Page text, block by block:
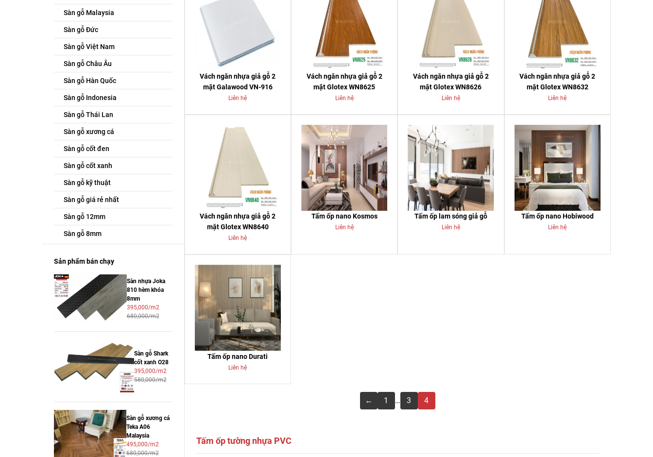
Sàn gỗ Malaysia
Sàn gỗ Đức
Sàn gỗ Việt Nam
Sàn gỗ Châu Âu
Sàn gỗ Hàn Quốc
Sàn gỗ Indonesia
Sàn gỗ Thái Lan
Sàn gỗ xương cá
Sàn gỗ cốt đen
Sàn gỗ cốt xanh
Sàn gỗ kỹ thuật
Sàn gỗ giá rẻ nhất
Sàn gỗ 12mm
Sàn gỗ 8mm
Sản phẩm bán chạy
Sàn nhựa Joka
810 hèm khóa
8mm
395,000/m2
680,000/m2
Sàn gỗ Shark
cốt xanh O28
395,000/m2
580,000/m2
Sàn gỗ xương cá
Teka A06
Malaysia
495,000/m2
680,000/m2
Vách ngăn nhựa giả gỗ 2
mặt Galawood VN-916
Liên hệ
Vách ngăn nhựa giả gỗ 2
mặt Glotex WN8625
Liên hệ
Vách ngăn nhựa giả gỗ 2
mặt Glotex WN8626
Liên hệ
Vách ngăn nhựa giả gỗ 2
mặt Glotex WN8632
Liên hệ
Vách ngăn nhựa giả gỗ 2
mặt Glotex WN8640
Liên hệ
Tấm ốp nano Kosmos
Liên hệ
Tấm ốp lam sóng giả gỗ
Liên hệ
Tấm ốp nano Hobiwood
Liên hệ
Tấm ốp nano Durati
Liên hệ
← 1 … 3 4
Tấm ốp tường nhựa PVC